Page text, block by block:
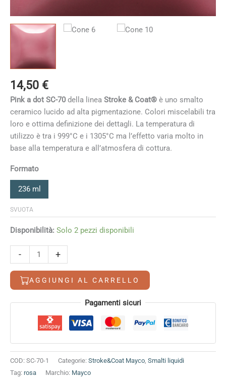
14,50 €
Pink a dot SC-70 della linea Stroke & Coat® è uno smalto
ceramico lucido ad alta pigmentazione. Colori miscelabili tra
loro e ottima definizione dei dettagli. La temperatura di
utilizzo è tra i 999°C e i 1305°C ma l’effetto varia molto in
base alla temperatura e all’atmosfera di cottura.
Formato
236 ml
SVUOTA
Disponibilità: Solo 2 pezzi disponibili
-
a
dot
quantità
+
AGGIUNGI AL CARRELLO
Alternative: Pagamenti sicuri
COD: SC-70-1 Categorie: Stroke&Coat Mayco, Smalti liquidi
Tag: rosa Marchio: Mayco